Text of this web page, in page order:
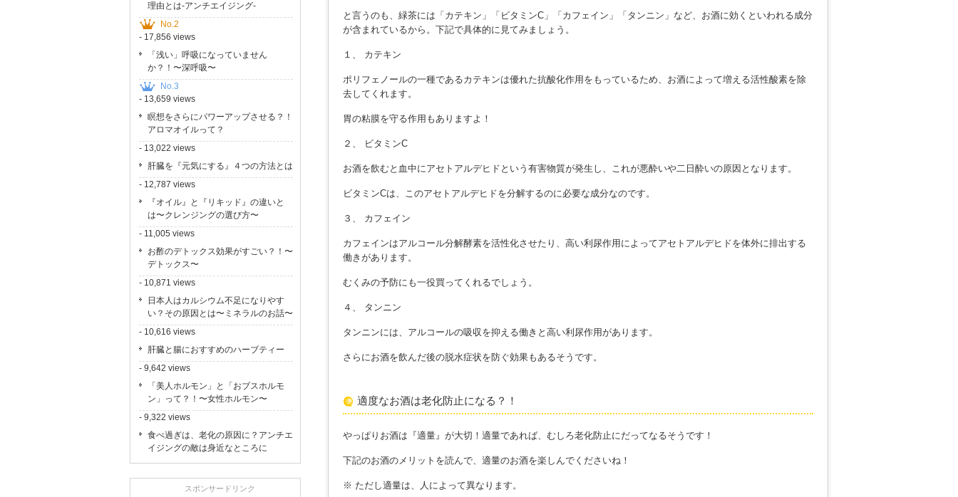
と言うのも、緑茶には「カテキン」「ビタミンC」「カフェイン」「タンニン」など、お酒に効くといわれる成分
が含まれているから。下記で具体的に見てみましょう。
１、 カテキン
ポリフェノールの一種であるカテキンは優れた抗酸化作用をもっているため、お酒によって増える活性酸素を除
去してくれます。
胃の粘膜を守る作用もありますよ！
２、 ビタミンC
お酒を飲むと血中にアセトアルデヒドという有害物質が発生し、これが悪酔いや二日酔いの原因となります。
ビタミンCは、このアセトアルデヒドを分解するのに必要な成分なのです。
３、 カフェイン
カフェインはアルコール分解酵素を活性化させたり、高い利尿作用によってアセトアルデヒドを体外に排出する
働きがあります。
むくみの予防にも一役買ってくれるでしょう。
４、 タンニン
タンニンには、アルコールの吸収を抑える働きと高い利尿作用があります。
さらにお酒を飲んだ後の脱水症状を防ぐ効果もあるそうです。
適度なお酒は老化防止になる？！
やっぱりお酒は『適量』が大切！適量であれば、むしろ老化防止にだってなるそうです！
下記のお酒のメリットを読んで、適量のお酒を楽しんでくださいね！
※ ただし適量は、人によって異なります。
理由とは-アンチエイジング-
No.2
- 17,856 views
「浅い」呼吸になっていません
か？！〜深呼吸〜
No.3
- 13,659 views
瞑想をさらにパワーアップさせる？！
アロマオイルって？
- 13,022 views
肝臓を『元気にする』４つの方法とは
- 12,787 views
『オイル』と『リキッド』の違いと
は〜クレンジングの選び方〜
- 11,005 views
お酢のデトックス効果がすごい？！〜
デトックス〜
- 10,871 views
日本人はカルシウム不足になりやす
い？その原因とは〜ミネラルのお話〜
- 10,616 views
肝臓と腸におすすめのハーブティー
- 9,642 views
「美人ホルモン」と「おブスホルモ
ン」って？！〜女性ホルモン〜
- 9,322 views
食べ過ぎは、老化の原因に？アンチエ
イジングの敵は身近なところに
スポンサードリンク